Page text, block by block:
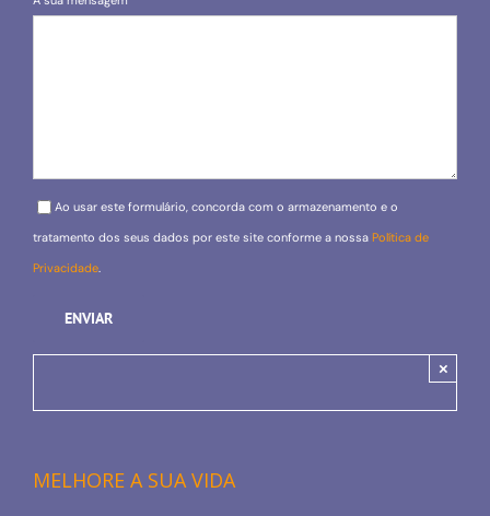
Please leave this field empty.
Ao usar este formulário, concorda com o armazenamento e o
tratamento dos seus dados por este site conforme a nossa Política de
Privacidade
×
MELHORE A SUA VIDA